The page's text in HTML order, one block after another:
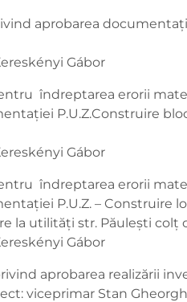
aprobarea
Gábor
îndreptarea erorii
P.U.Z.Construire
Gábor
îndreptarea erorii
P.U.Z. – Construire
la utilități str. Păulești colț
Gábor
aprobarea realizării
viceprimar Stan